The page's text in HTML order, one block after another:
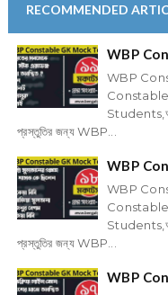
RECOMMENDED
WBP
WBP
প্রস্তুতির জন্য WBP...
WBP
WBP
প্রস্তুতির জন্য WBP...
WBP